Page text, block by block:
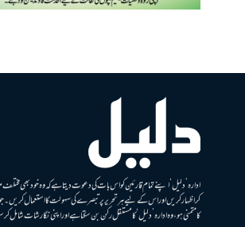
ادارہ ’دلیل‘ اپنے تمام قارئین کو اس بات کی دعوت دیتا ہے کہ وہ خود بھی
کر اظہار کریں اور اس کے لیے ہر تحریر پر تبصرے کی سہولت کا استعمال
کا متمنی ہو، وہ ادارہ ’دلیل‘ کا مستقل رکن بن سکتا ہے اور اپنی نگارشات شامل